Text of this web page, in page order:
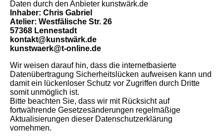
Daten durch den Anbieter kunstwärk.de
Inhaber: Chris Gabriel
Atelier: Westfälische Str. 26
57368 Lennestadt
kontakt@kunstwärk.de
kunstwaerk@t-online.de
Wir weisen darauf hin, dass die internetbasierte
Datenübertragung Sicherheitslücken aufweisen kann und
damit ein lückenloser Schutz vor Zugriffen durch Dritte
somit unmöglich ist.
Bitte beachten Sie, dass wir mit Rücksicht auf
fortwährende Gesetzesänderungen regelmäßige
Aktualisierungen dieser Datenschutzerklärung
vornehmen.